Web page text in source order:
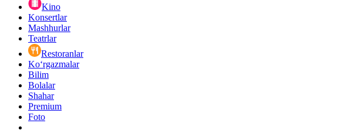
Kino
Konsertlar
Mashhurlar
Teatrlar
Restoranlar
Ko‘rgazmalar
Bilim
Bolalar
Shahar
Premium
Foto